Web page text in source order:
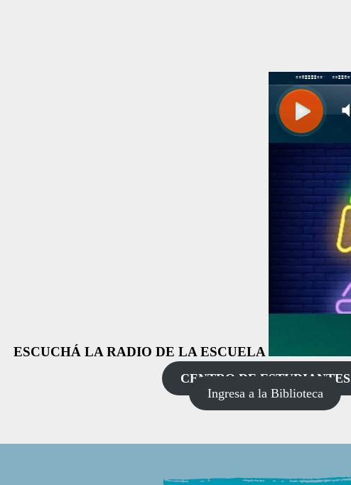
ESCUCHÁ LA RADIO DE LA ESCUELA
CENTRO DE ESTUDIANTES
Ingresa a la Biblioteca